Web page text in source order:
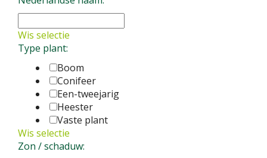
Wis selectie
Type plant:
Boom
Conifeer
Een-tweejarig
Heester
Vaste plant
Wis selectie
Zon / schaduw: